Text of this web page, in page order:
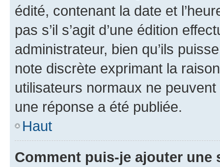
édité, contenant la date et
pas s’il s’agit d’une édition
administrateur, bien qu’ils
note discrète exprimant la
utilisateurs normaux ne
une réponse a été publiée.
Haut
Comment puis-je ajouter une